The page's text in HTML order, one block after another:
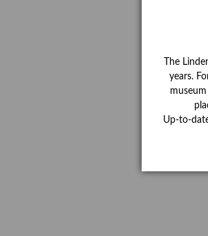
The
years.
Up-to-